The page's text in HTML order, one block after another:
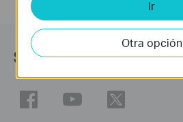
Síguenos
Ir
Otra opción